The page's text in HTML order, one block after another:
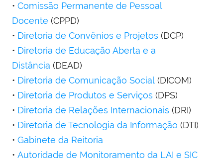
• Comissão Permanente de Pessoal
Docente (CPPD)
• Diretoria de Convênios e Projetos (DCP)
• Diretoria de Educação Aberta e a
Distância (DEAD)
• Diretoria de Comunicação Social (DICOM)
• Diretoria de Produtos e Serviços (DPS)
• Diretoria de Relações Internacionais (DRI)
• Diretoria de Tecnologia da Informação (DTI)
• Gabinete da Reitoria
• Autoridade de Monitoramento da LAI e SIC